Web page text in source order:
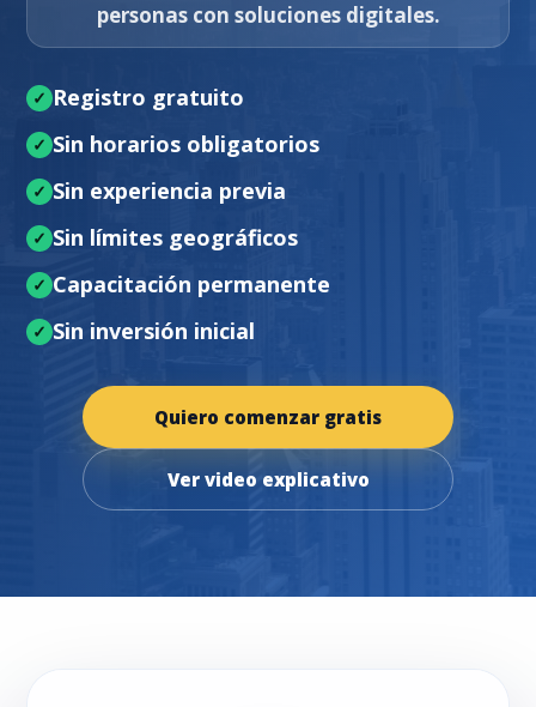
personas con soluciones digitales.
Registro gratuito
Sin horarios obligatorios
Sin experiencia previa
Sin límites geográficos
Capacitación permanente
Sin inversión inicial
Quiero comenzar gratis
Ver video explicativo